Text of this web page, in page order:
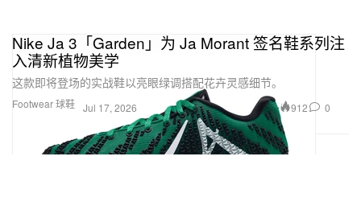
Footwear 球鞋
Nike Ja 3「Garden」为 Ja Morant 签名鞋系列注
入清新植物美学
这款即将登场的实战鞋以亮眼绿调搭配花卉灵感细节。
Jul 17, 2026 912 0